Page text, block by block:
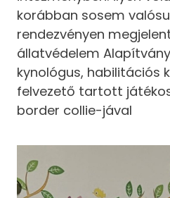
korábban sosem
rendezvényen
állatvédelem
kynológus, habilitációs
felvezető tartott
border collie-jával